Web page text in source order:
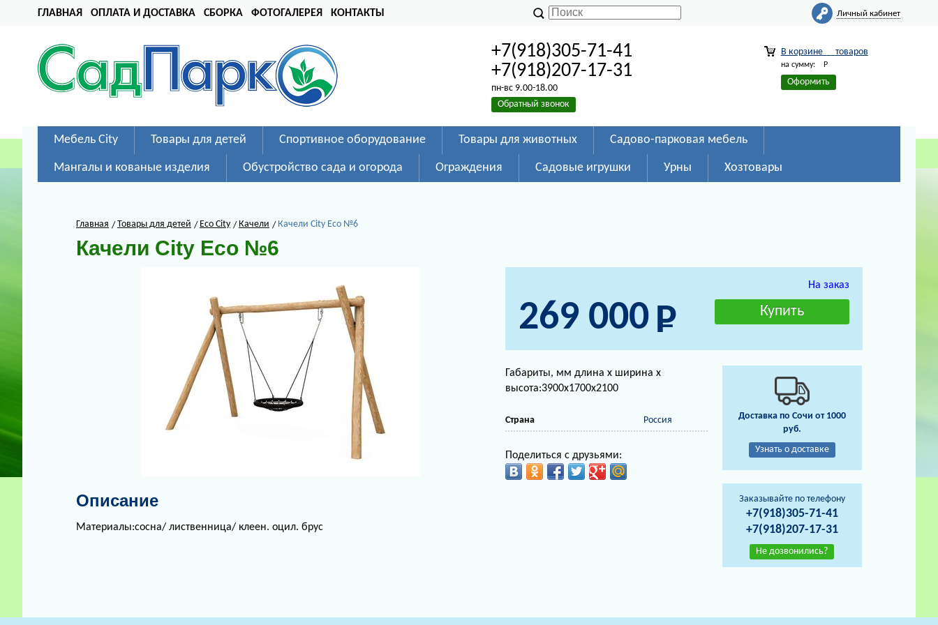
ГЛАВНАЯ ОПЛАТА И ДОСТАВКА СБОРКА ФОТОГАЛЕРЕЯ КОНТАКТЫ Личный кабинет
+7(918)305-71-41
+7(918)207-17-31
пн-вс 9.00-18.00
Обратный звонок
В корзине товаров
на сумму: Р
Оформить
Мебель City Товары для детей Спортивное оборудование Товары для животных Садово-парковая мебель
Мангалы и кованые изделия Обустройство сада и огорода Ограждения Садовые игрушки Урны Хозтовары
Главная Товары для детей Eco City Качели Качели City Eco №6
Качели City Eco №6
На заказ
269 000
Габариты, мм длина х ширина х
высота:3900х1700х2100
Страна Россия
Поделиться с друзьями:
Описание
Материалы:сосна/ лиственница/ клеен. оцил. брус
Доставка по Сочи от 1000
руб.
Узнать о доставке
Заказывайте по телефону
+7(918)305-71-41
+7(918)207-17-31
Не дозвонились?